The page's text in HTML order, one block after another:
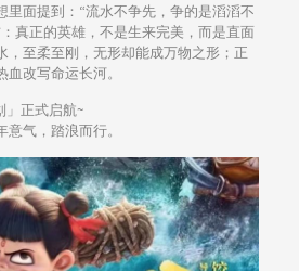
里面提到：“流水不争先，争的是滔滔不
真正的英雄，不是生来完美，而是直面
，至柔至刚，无形却能成万物之形；正
改写命运长河。
」正式启航~
气，踏浪而行。